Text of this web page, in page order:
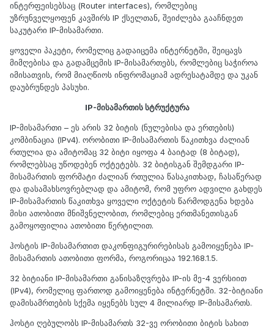
ინტერფეისებსაც (Router interfaces), რომლებიც
უზრუნველყოფენ კავშირს IP ქსელთან, შეიძლება გააჩნდეთ
საკუტარი IP-მისამართი.
ყოველი პაკეტი, რომელიც გადაიცემა ინტერნეტში, შეიცავს
მიმღებისა და გადამცემის IP-მისამართებს, რომლებიც საჭიროა
იმისათვის, რომ მიაღწიოს ინფრომაციამ ადრესატამდე და უკან
დაუბრუნდეს პასუხი.
IP-მისამართის სტრუქტურა
IP-მისამართი – ეს არის 32 ბიტის (ნულებისა და ერთების)
კომბინაცია (IPv4). ორობითი IP-მისამართის წაკითხვა ძალიან
რთულია და ამიტომაც 32 ბიტი იყოფა 4 ბაიტად (8 ბიტად),
რომლებსაც უწოდებენ ოქტეტებს. 32 ბიტისგან შემდგარი IP-
მისამართის ფორმატი ძალიან რთულია წასაკითხად, ჩასაწერად
და დასამახსოვრებლად და ამიტომ, რომ უფრო ადვილი გახდეს
IP-მისამართის წაკითხვა ყოველი ოქტეტის წარმოდგენა ხდება
მისი ათობითი მნიშვნელობით, რომლებიც ერთმანეთისგან
გამოყოფილია ათობითი წერტილით.
ჰოსტის IP-მისამართით დაკონფიგურირებისას გამოიყენება IP-
მისამართის ათობითი ფორმა, როგორიცაა 192.168.1.5.
32 ბიტიანი IP-მისამართი განისაზღვრება IP-ის მე-4 ვერსიით
(IPv4), რომელიც ფართოდ გამოიყენება ინტერნეტში. 32-ბიტიანი
დამისამრთების სქემა იყენებს სულ 4 მილიარდ IP-მისამართს.
ჰოსტი ღებულობს IP-მისამართს 32-ვე ორობითი ბიტის სახით